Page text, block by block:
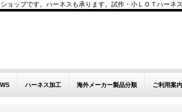
ョップです。ハーネスも承ります。試作・小ＬＯＴハーネ
ハーネス加工 海外メーカー製品分類 ご利用案内